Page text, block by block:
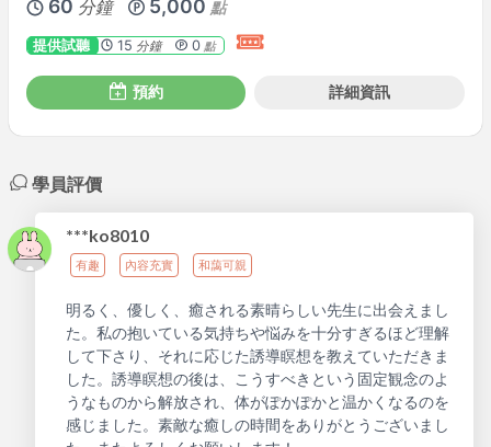
60 分鐘 5,000 點
提供試聽 15 分鐘 0點
預約 詳細資訊
學員評價
***ko8010
有趣 內容充實 和藹可親
明るく、優しく、癒される素晴らしい先生に出会えまし
た。私の抱いている気持ちや悩みを十分すぎるほど理解
して下さり、それに応じた誘導瞑想を教えていただきま
した。誘導瞑想の後は、こうすべきという固定観念のよ
うなものから解放され、体がぽかぽかと温かくなるのを
感じました。素敵な癒しの時間をありがとうございまし